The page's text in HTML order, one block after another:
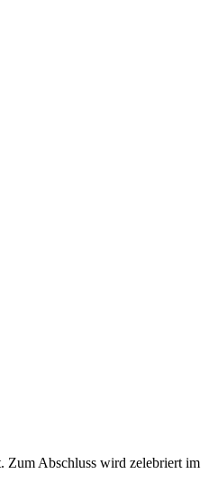
Zum Abschluss wird zelebriert im